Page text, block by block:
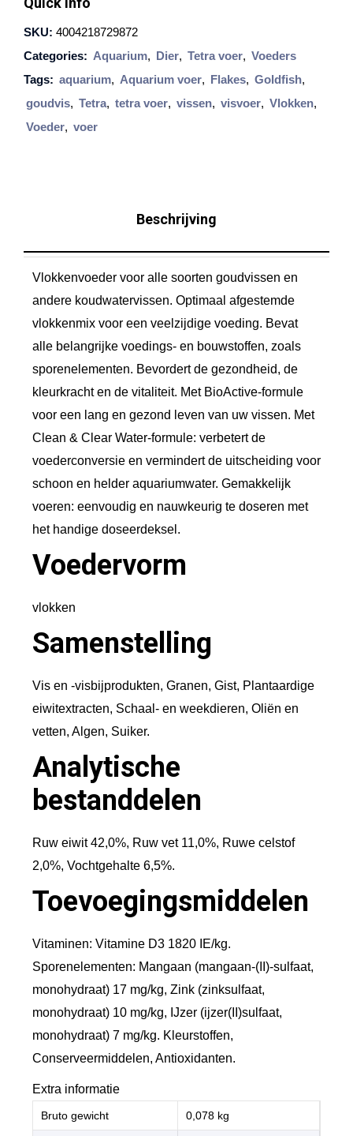
F
m
SKU: 4004218729872
Categories: Aquarium, Dier, Tetra voer, Voeders
Tags: aquarium, Aquarium voer, Flakes, Goldfish,
goudvis, Tetra, tetra voer, vissen, visvoer, Vlokken,
Voeder, voer
Beschrijving
Vlokkenvoeder voor alle soorten goudvissen en
andere koudwatervissen. Optimaal afgestemde
vlokkenmix voor een veelzijdige voeding. Bevat
alle belangrijke voedings- en bouwstoffen, zoals
sporenelementen. Bevordert de gezondheid, de
kleurkracht en de vitaliteit. Met BioActive-formule
voor een lang en gezond leven van uw vissen. Met
Clean & Clear Water-formule: verbetert de
voederconversie en vermindert de uitscheiding voor
schoon en helder aquariumwater. Gemakkelijk
voeren: eenvoudig en nauwkeurig te doseren met
het handige doseerdeksel.
Voedervorm
vlokken
Samenstelling
Vis en -visbijprodukten, Granen, Gist, Plantaardige
eiwitextracten, Schaal- en weekdieren, Oliën en
vetten, Algen, Suiker.
Analytische
bestanddelen
Ruw eiwit 42,0%, Ruw vet 11,0%, Ruwe celstof
2,0%, Vochtgehalte 6,5%.
Toevoegingsmiddelen
Vitaminen: Vitamine D3 1820 IE/kg.
Sporenelementen: Mangaan (mangaan-(II)-sulfaat,
monohydraat) 17 mg/kg, Zink (zinksulfaat,
monohydraat) 10 mg/kg, IJzer (ijzer(II)sulfaat,
monohydraat) 7 mg/kg. Kleurstoffen,
Conserveermiddelen, Antioxidanten.
Extra informatie
Bruto gewicht 0,078 kg